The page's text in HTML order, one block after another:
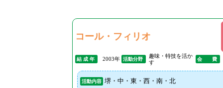
コール・フィリオ
結 成 年 2003年 活動分野
趣味・特技を活か
す
会 費
活動内容 堺・中・東・西・南・北